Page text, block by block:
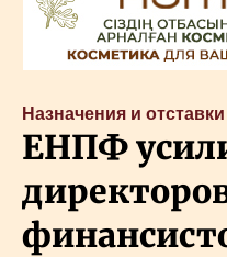
Назначения и отставки
ЕНПФ